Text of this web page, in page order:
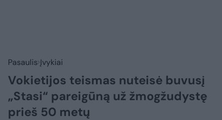
Pasaulis Įvykiai
Vokietijos teismas nuteisė buvusį
„Stasi“ pareigūną už žmogžudystę
prieš 50 metų